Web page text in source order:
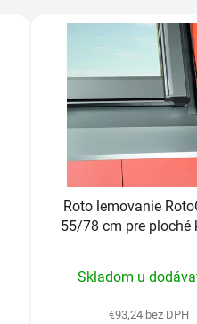
Roto lemovanie
55/78 cm pre ploché
produktu
Skladom u
€93,24 bez DPH